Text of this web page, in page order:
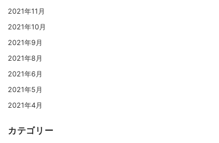
2021年11月
2021年10月
2021年9月
2021年8月
2021年6月
2021年5月
2021年4月
カテゴリー